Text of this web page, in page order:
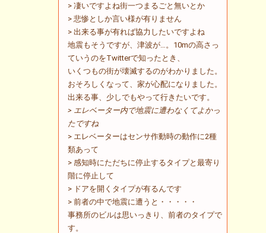
> 凄いですよね街一つまるごと無いとか
> 悲惨としか言い様が有りません
> 出来る事が有れば協力したいですよね
地震もそうですが、津波が…。10mの高さっ
ていうのをTwitterで知ったとき、
いくつもの街が壊滅するのがわかりました。
おそろしくなって、家が心配になりました。
出来る事、少しでもやって行きたいです。
> エレベーター内で地震に遭わなくてよかっ
たですね
> エレベーターはセンサ作動時の動作に2種
類あって
> 感知時にただちに停止するタイプと最寄り
階に停止して
> ドアを開くタイプが有るんです
> 前者の中で地震に遭うと・・・・・
事務所のビルは思いっきり、前者のタイプで
す。